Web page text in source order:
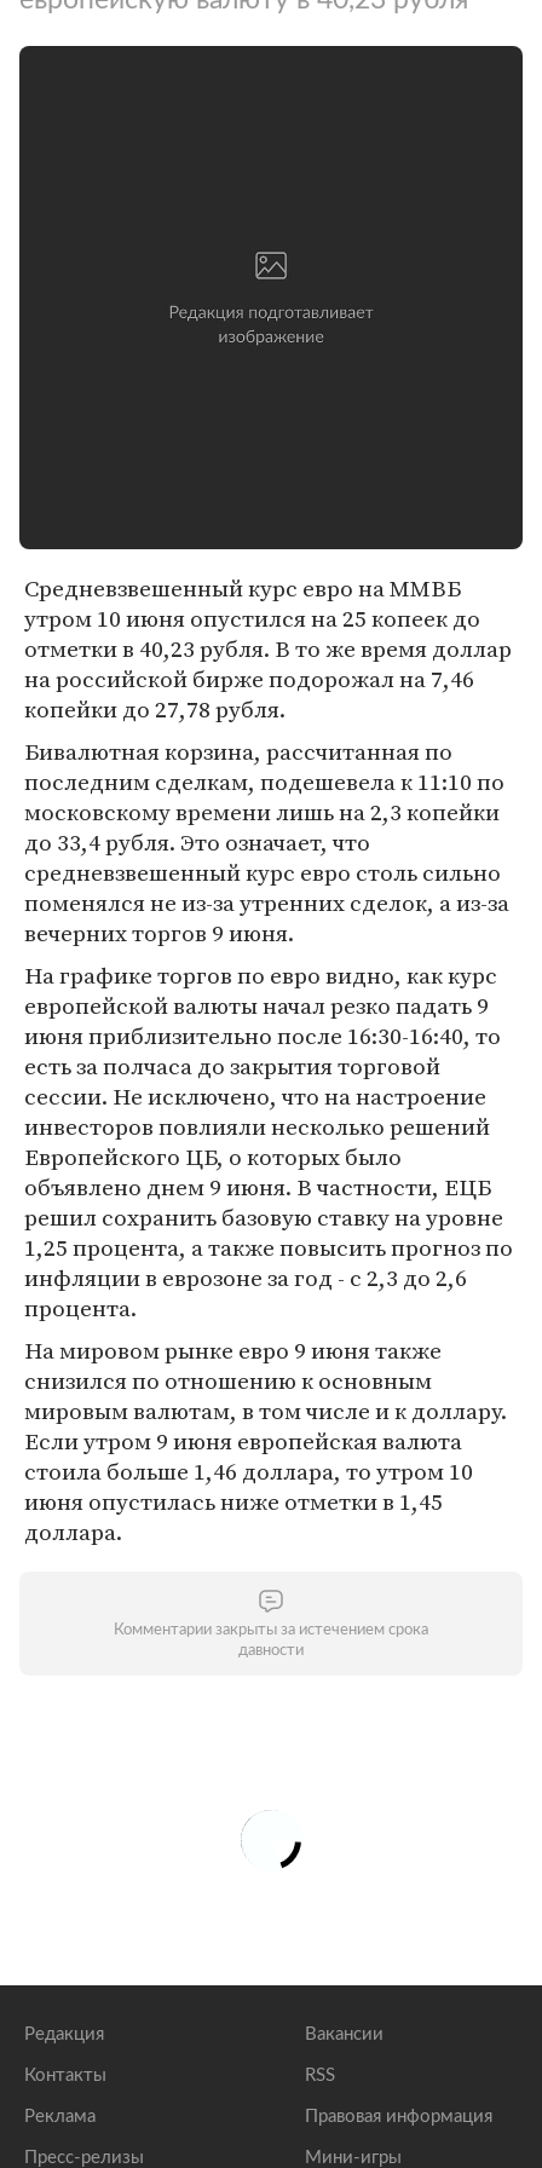
Средневзвешенный курс евро на ММВБ
утром 10 июня опустился на 25 копеек до
отметки в 40,23 рубля. В то же время доллар
на российской бирже подорожал на 7,46
копейки до 27,78 рубля.
Бивалютная корзина, рассчитанная по
последним сделкам, подешевела к 11:10 по
московскому времени лишь на 2,3 копейки
до 33,4 рубля. Это означает, что
средневзвешенный курс евро столь сильно
поменялся не из-за утренних сделок, а из-за
вечерних торгов 9 июня.
На графике торгов по евро видно, как курс
европейской валюты начал резко падать 9
июня приблизительно после 16:30-16:40, то
есть за полчаса до закрытия торговой
сессии. Не исключено, что на настроение
инвесторов повлияли несколько решений
Европейского ЦБ, о которых было
объявлено днем 9 июня. В частности, ЕЦБ
решил сохранить базовую ставку на уровне
1,25 процента, а также повысить прогноз по
инфляции в еврозоне за год - с 2,3 до 2,6
процента.
На мировом рынке евро 9 июня также
снизился по отношению к основным
мировым валютам, в том числе и к доллару.
Если утром 9 июня европейская валюта
стоила больше 1,46 доллара, то утром 10
июня опустилась ниже отметки в 1,45
доллара.
Комментарии закрыты за истечением срока
давности
Редакция
Контакты
Реклама
Пресс-релизы
Вакансии
RSS
Правовая информация
Мини-игры